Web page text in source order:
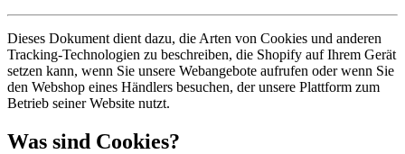
Dieses Dokument dient dazu, die Arten von Cookies und anderen
Tracking-Technologien zu beschreiben, die Shopify auf Ihrem Gerät
setzen kann, wenn Sie unsere Webangebote aufrufen oder wenn Sie
den Webshop eines Händlers besuchen, der unsere Plattform zum
Betrieb seiner Website nutzt.
Was sind Cookies?